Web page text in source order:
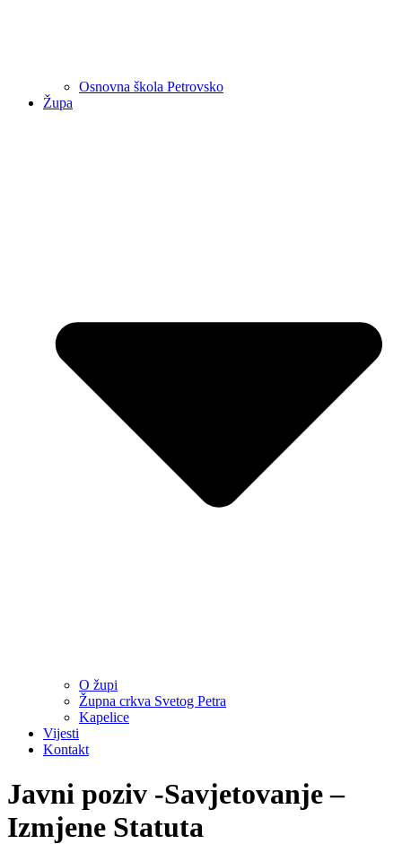
Osnovna škola Petrovsko
Župa
O župi
Župna crkva Svetog Petra
Kapelice
Vijesti
Kontakt
Javni poziv -Savjetovanje –
Izmjene Statuta